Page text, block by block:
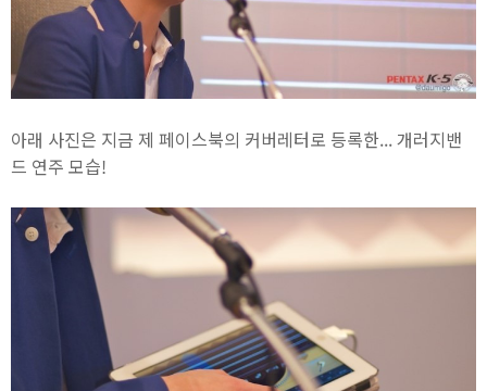
아래 사진은 지금 제 페이스북의 커버레터로 등록한... 개러지밴
드 연주 모습!